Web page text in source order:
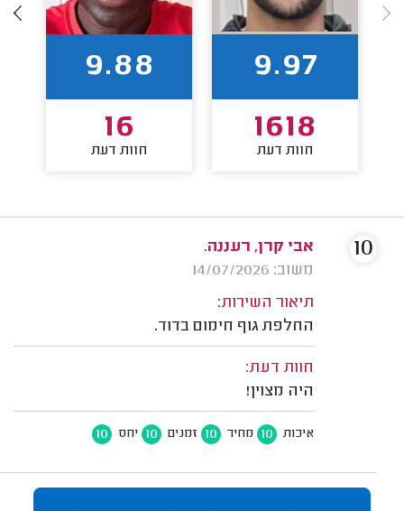
9.97
1618
חוות דעת
9.88
16
חוות דעת
אבי קרן, רעננה.
משוב: 14/07/2026
תיאור השירות:
החלפת גוף חימום בדוד.
חוות דעת:
היה מצוין!
איכות 10 מחיר 10 זמנים 10 יחס 10
10